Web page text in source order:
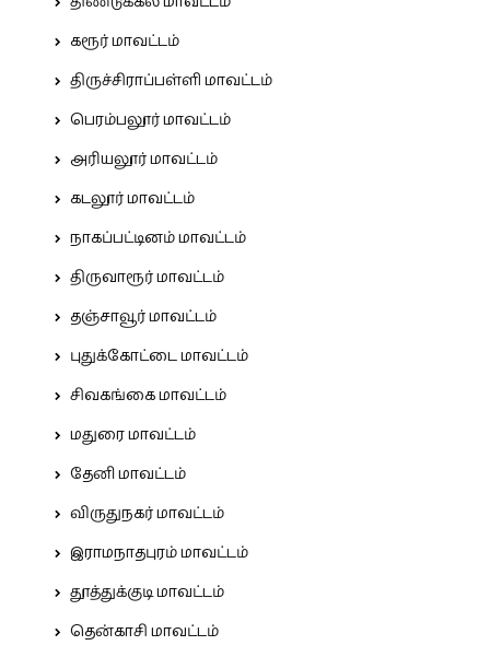
கரூர் மாவட்டம்
திருச்சிராப்பள்ளி மாவட்டம்
பெரம்பலூர் மாவட்டம்
அரியலூர் மாவட்டம்
கடலூர் மாவட்டம்
நாகப்பட்டினம் மாவட்டம்
திருவாரூர் மாவட்டம்
தஞ்சாவூர் மாவட்டம்
புதுக்கோட்டை மாவட்டம்
சிவகங்கை மாவட்டம்
மதுரை மாவட்டம்
தேனி மாவட்டம்
விருதுநகர் மாவட்டம்
இராமநாதபுரம் மாவட்டம்
தூத்துக்குடி மாவட்டம்
தென்காசி மாவட்டம்